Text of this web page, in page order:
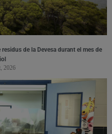
de la Devesa durant el mes de
2026